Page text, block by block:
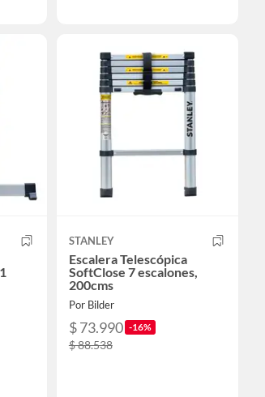
STANLEY
Escalera Telescópica
SoftClose 7 escalones,
200cms
Por Bilder
$ 73.990 -16%
$ 88.538